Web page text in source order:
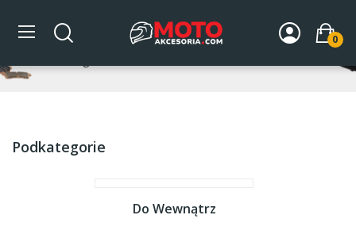
0
Pokrowce
Podkategorie
Do Wewnątrz